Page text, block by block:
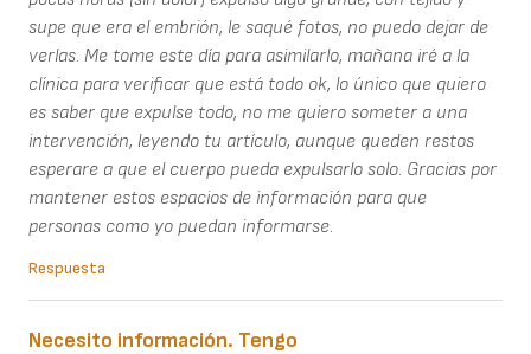
supe que era el embrión, le saqué fotos, no puedo dejar de
verlas. Me tome este día para asimilarlo, mañana iré a la
clínica para verificar que está todo ok, lo único que quiero
es saber que expulse todo, no me quiero someter a una
intervención, leyendo tu artículo, aunque queden restos
esperare a que el cuerpo pueda expulsarlo solo. Gracias por
mantener estos espacios de información para que
personas como yo puedan informarse.
Respuesta
Necesito información. Tengo